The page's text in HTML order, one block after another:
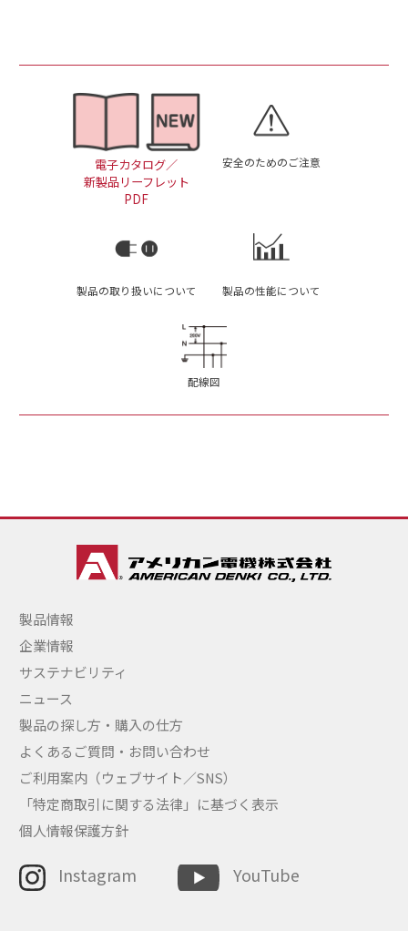
電子カタログ／
新製品リーフレット
PDF
安全のためのご注意
製品の取り扱いについて 製品の性能について
配線図
製品情報
企業情報
サステナビリティ
ニュース
製品の探し方・購入の仕方
よくあるご質問・お問い合わせ
ご利用案内（ウェブサイト／SNS）
「特定商取引に関する法律」に基づく表示
個人情報保護方針
Instagram YouTube